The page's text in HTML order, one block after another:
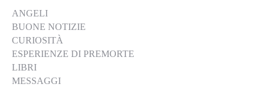
ANGELI
BUONE NOTIZIE
CURIOSITÀ
ESPERIENZE DI PREMORTE
LIBRI
MESSAGGI